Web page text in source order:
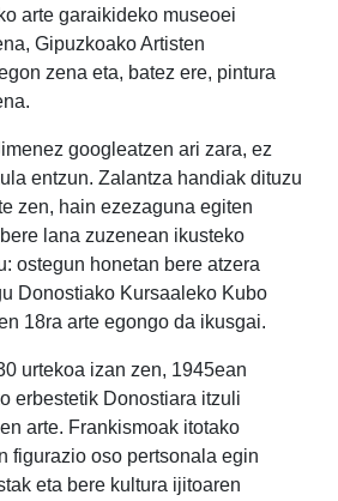
arte garaikideko museoei
Gipuzkoako Artisten
zena eta, batez ere, pintura
googleatzen ari zara, ez
entzun. Zalantza handiak dituzu
zen, hain ezezaguna egiten
lana zuzenean ikusteko
ostegun honetan bere atzera
Donostiako Kursaaleko Kubo
18ra arte egongo da ikusgai.
urtekoa izan zen, 1945ean
erbestetik Donostiara itzuli
arte. Frankismoak itotako
figurazio oso pertsonala egin
eta bere kultura ijitoaren